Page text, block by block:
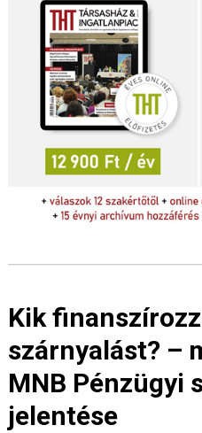
Kik
szárnyalást? –
MNB Pénzügyi
jelentése